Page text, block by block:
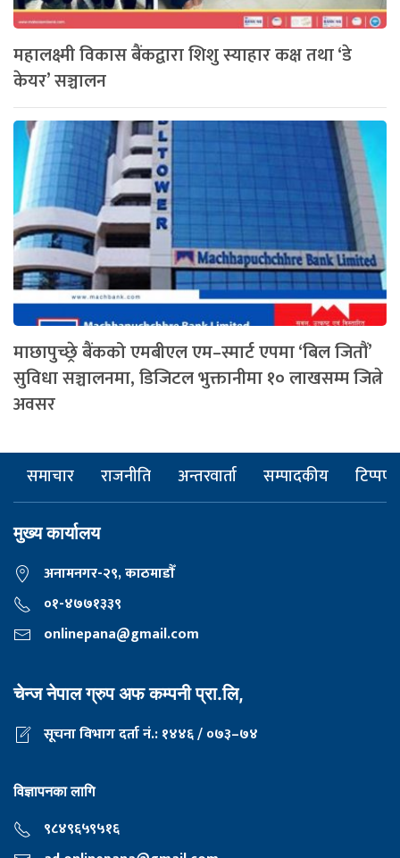
महालक्ष्मी विकास बैंकद्वारा शिशु स्याहार कक्ष तथा ‘डे
केयर’ सञ्चालन
माछापुच्छ्रे बैंकको एमबीएल एम–स्मार्ट एपमा ‘बिल जितौं’
सुविधा सञ्चालनमा, डिजिटल भुक्तानीमा १० लाखसम्म जित्ने
अवसर
समाचार राजनीति अन्तरवार्ता सम्पादकीय टिप्पणी
मुख्य कार्यालय
अनामनगर-२९, काठमाडाैँ
०१-४७७१३३९
onlinepana@gmail.com
चेन्ज नेपाल ग्रुप अफ कम्पनी प्रा.लि,
सूचना विभाग दर्ता नं.: १४४६ / ०७३–७४
विज्ञापनका लागि
९८४९६५९५१६